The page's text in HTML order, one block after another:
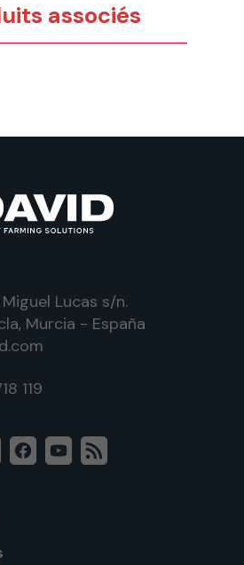
associés
Lucas s/n.
Murcia - España
FacebookYouTube
Flux
RSS